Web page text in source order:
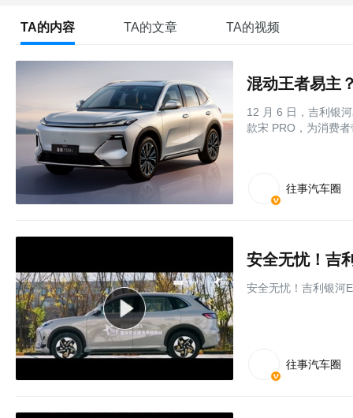
TA的内容 TA的文章 TA的视频
混动王者易主
12 月 6 日，吉利银
款宋 PRO，为消费
往事汽车圈
安全无忧！吉
安全无忧！吉利银河
往事汽车圈